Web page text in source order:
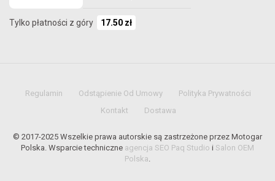
Tylko płatności z góry 17.50 zł
Regulamin Odstąpienie Od Umowy
Polityka Prywatności
Kontakt
Dostawa
© 2017-2025 Wszelkie prawa autorskie są zastrzeżone przez Motogar
Polska. Wsparcie techniczne agencja SEO Paq Studio i Salon OEM
Polska